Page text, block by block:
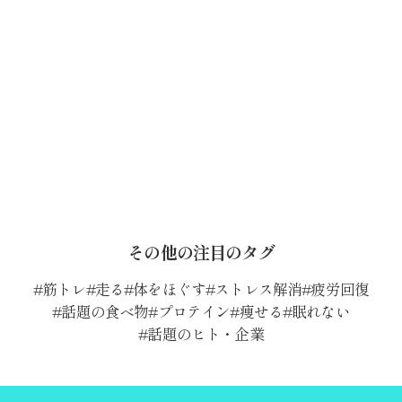
その他の注目のタグ
筋トレ 走る 体をほぐす ストレス解消 疲労回復
話題の食べ物 プロテイン 痩せる 眠れない
話題のヒト・企業